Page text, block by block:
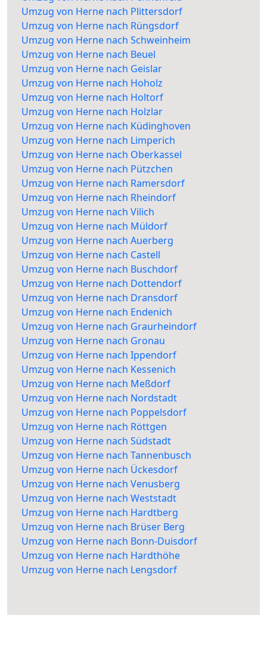
Umzug von Herne nach Plittersdorf
Umzug von Herne nach Rüngsdorf
Umzug von Herne nach Schweinheim
Umzug von Herne nach Beuel
Umzug von Herne nach Geislar
Umzug von Herne nach Hoholz
Umzug von Herne nach Holtorf
Umzug von Herne nach Holzlar
Umzug von Herne nach Küdinghoven
Umzug von Herne nach Limperich
Umzug von Herne nach Oberkassel
Umzug von Herne nach Pützchen
Umzug von Herne nach Ramersdorf
Umzug von Herne nach Rheindorf
Umzug von Herne nach Vilich
Umzug von Herne nach Müldorf
Umzug von Herne nach Auerberg
Umzug von Herne nach Castell
Umzug von Herne nach Buschdorf
Umzug von Herne nach Dottendorf
Umzug von Herne nach Dransdorf
Umzug von Herne nach Endenich
Umzug von Herne nach Graurheindorf
Umzug von Herne nach Gronau
Umzug von Herne nach Ippendorf
Umzug von Herne nach Kessenich
Umzug von Herne nach Meßdorf
Umzug von Herne nach Nordstadt
Umzug von Herne nach Poppelsdorf
Umzug von Herne nach Röttgen
Umzug von Herne nach Südstadt
Umzug von Herne nach Tannenbusch
Umzug von Herne nach Ückesdorf
Umzug von Herne nach Venusberg
Umzug von Herne nach Weststadt
Umzug von Herne nach Hardtberg
Umzug von Herne nach Brüser Berg
Umzug von Herne nach Bonn-Duisdorf
Umzug von Herne nach Hardthöhe
Umzug von Herne nach Lengsdorf